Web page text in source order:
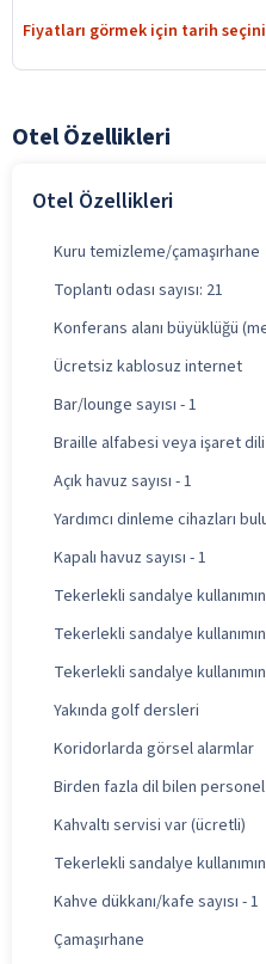
Fiyatları görmek için tarih
Otel Özellikleri
Otel Özellikleri
Kuru temizleme/çamaşırhane
Toplantı odası sayısı: 21
Konferans alanı büyüklüğü
Ücretsiz kablosuz internet
Bar/lounge sayısı - 1
Braille alfabesi veya işaret dili
Açık havuz sayısı - 1
Yardımcı dinleme cihazları
Kapalı havuz sayısı - 1
Tekerlekli sandalye
Tekerlekli sandalye
Tekerlekli sandalye
Yakında golf dersleri
Koridorlarda görsel alarmlar
Birden fazla dil bilen personel
Kahvaltı servisi var (ücretli)
Tekerlekli sandalye
Kahve dükkanı/kafe sayısı - 1
Çamaşırhane